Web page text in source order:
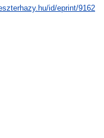
id/eprint/9162